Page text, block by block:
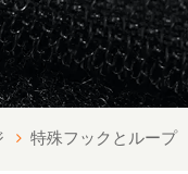
特殊フックとループ